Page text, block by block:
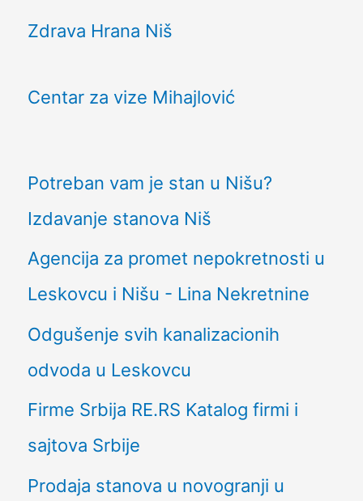
Zdrava Hrana Niš
Centar za vize Mihajlović
Potreban vam je stan u Nišu?
Izdavanje stanova Niš
Agencija za promet nepokretnosti u
Leskovcu i Nišu - Lina Nekretnine
Odgušenje svih kanalizacionih
odvoda u Leskovcu
Firme Srbija RE.RS Katalog firmi i
sajtova Srbije
Prodaja stanova u novogranji u